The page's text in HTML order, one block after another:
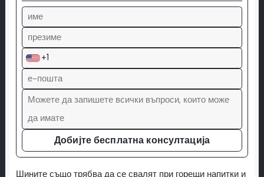
+1
Добијте бесплатна консултација
Шините също трябва да се свалят при горещи напитки и